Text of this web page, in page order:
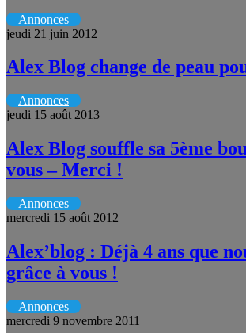
Annonces
jeudi 21 juin 2012
Alex Blog change de peau
Annonces
jeudi 15 août 2013
Alex Blog souffle sa 5ème
vous – Merci !
Annonces
mercredi 15 août 2012
Alex’blog : Déjà 4 ans que
grâce à vous !
Annonces
mercredi 9 novembre 2011